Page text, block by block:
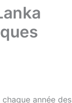
année des